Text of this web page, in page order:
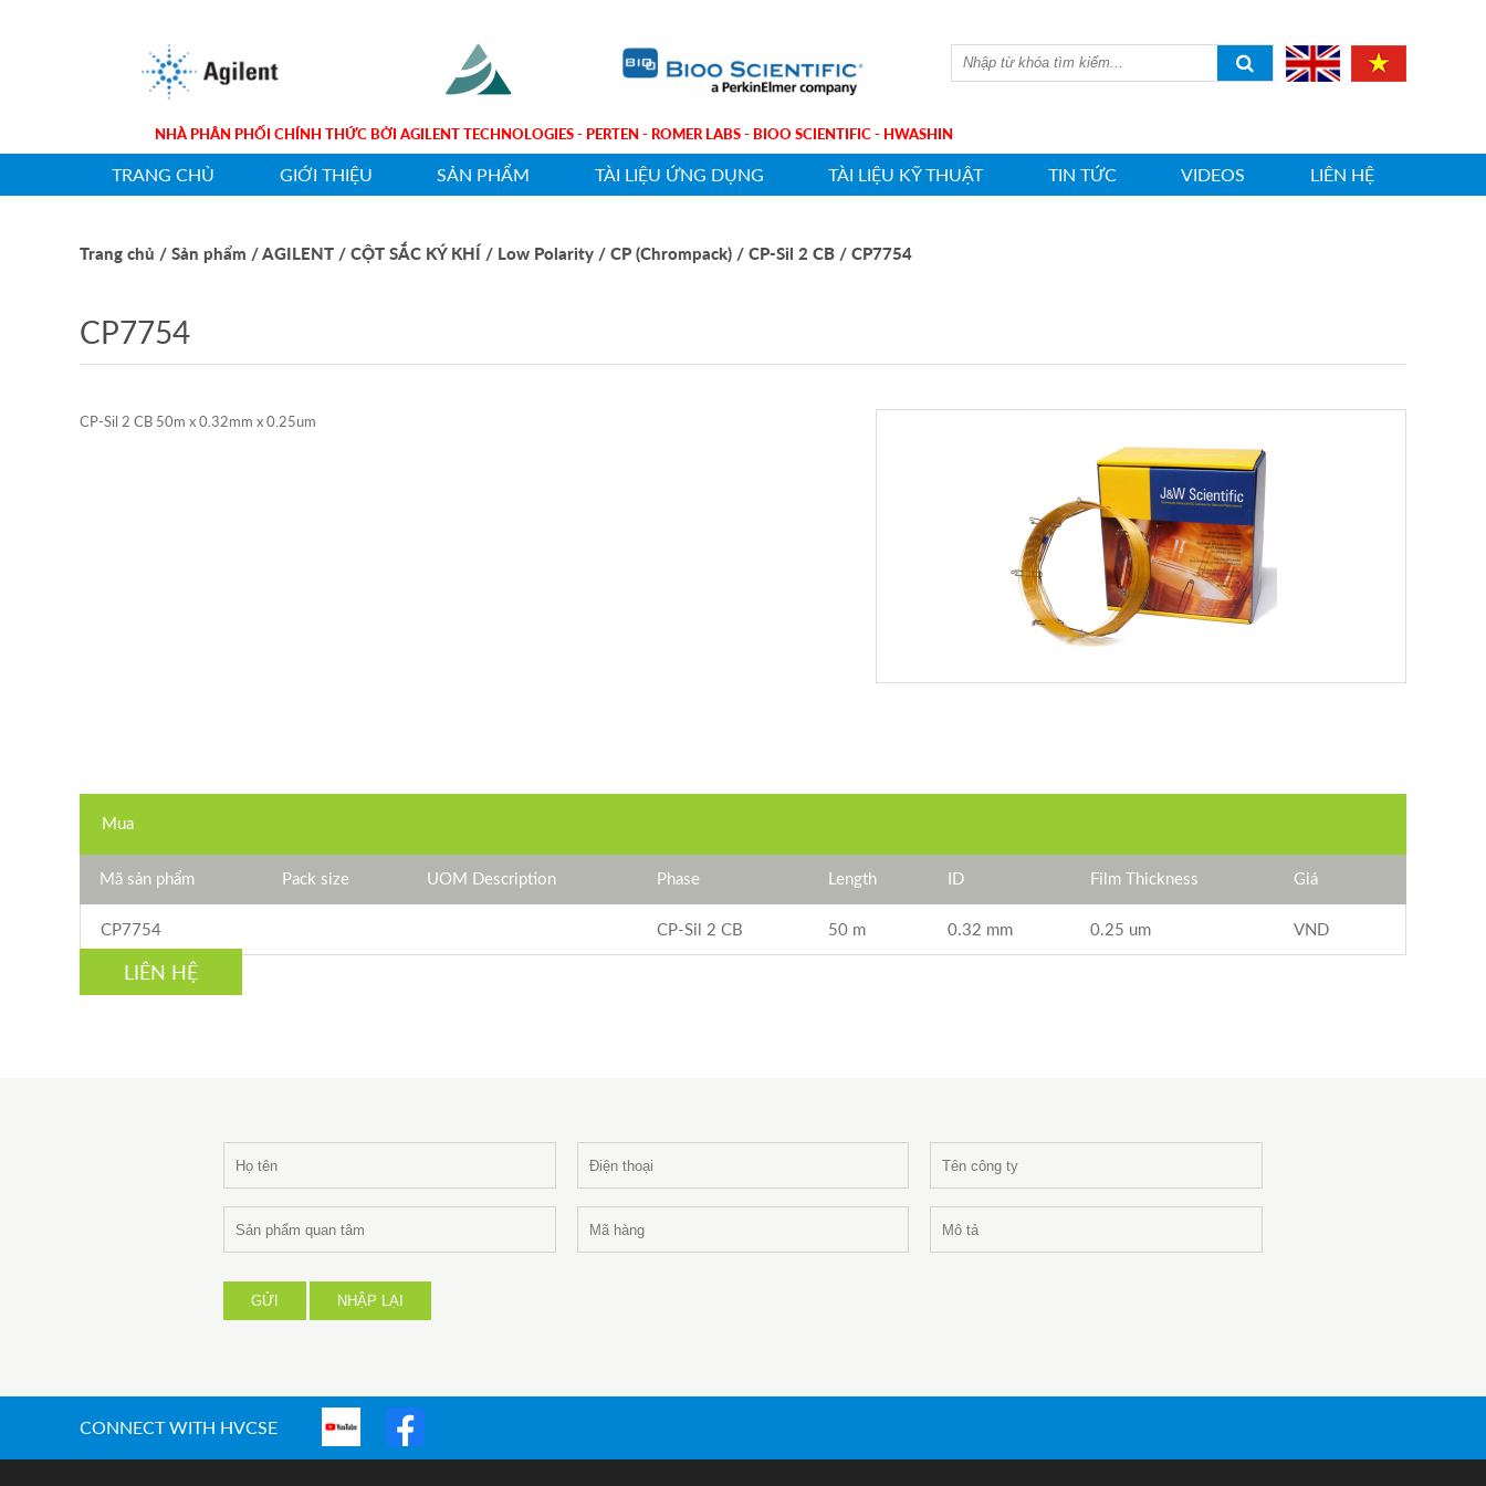
NHÀ PHÂN PHỐI CHÍNH THỨC BỞI AGILENT TECHNOLOGIES - PERTEN - ROMER LABS - BIOO SCIENTIFIC - HWASHIN
TRANG CHỦ GIỚI THIỆU SẢN PHẨM TÀI LIỆU ỨNG DỤNG TÀI LIỆU KỸ THUẬT TIN TỨC VIDEOS LIÊN HỆ
Trang chủ / Sản phẩm / AGILENT / CỘT SẮC KÝ KHÍ / Low Polarity / CP (Chrompack) / CP-Sil 2 CB / CP7754
CP7754
CP-Sil 2 CB 50m x 0.32mm x 0.25um
Mua
Mã sản phẩm Pack size UOM Description Phase Length ID Film Thickness Giá
CP7754 CP-Sil 2 CB 50 m 0.32 mm 0.25 um VND
LIÊN HỆ
GỬI NHẬP LẠI
CONNECT WITH HVCSE